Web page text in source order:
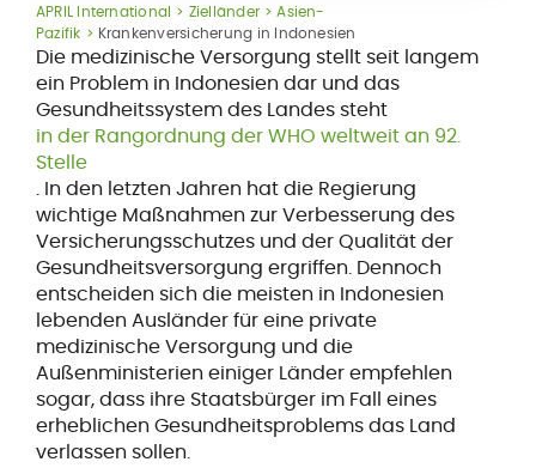
APRIL International Zielländer
Asien-
Pazifik
Krankenversicherung in Indonesien
Die medizinische Versorgung stellt seit langem
ein Problem in Indonesien dar und das
Gesundheitssystem des Landes steht
in der Rangordnung der WHO weltweit an 92.
Stelle
. In den letzten Jahren hat die Regierung
wichtige Maßnahmen zur Verbesserung des
Versicherungsschutzes und der Qualität der
Gesundheitsversorgung ergriffen. Dennoch
entscheiden sich die meisten in Indonesien
lebenden Ausländer für eine private
medizinische Versorgung und die
Außenministerien einiger Länder empfehlen
sogar, dass ihre Staatsbürger im Fall eines
erheblichen Gesundheitsproblems das Land
verlassen sollen.